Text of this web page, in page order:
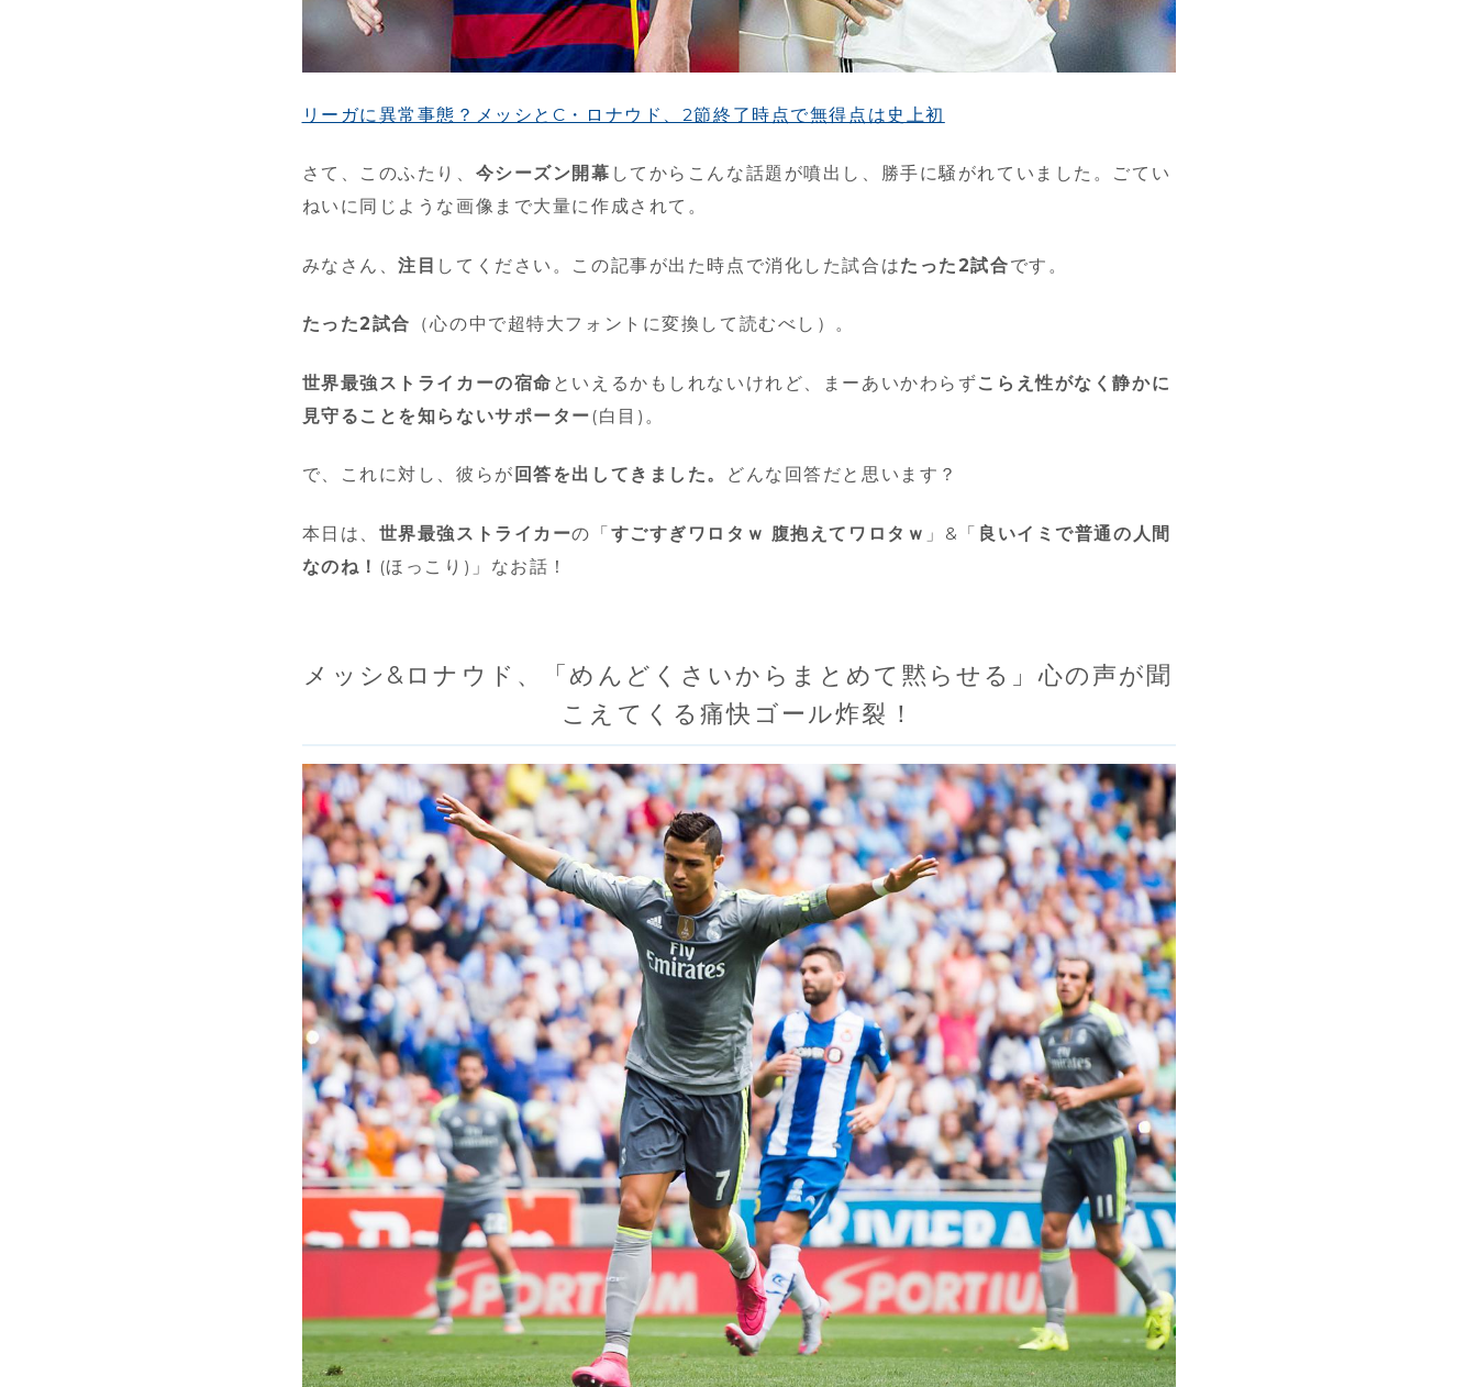
リーガに異常事態？メッシとC・ロナウド、2節終了時点で無得点は史上初
さて、このふたり、 今シーズン開幕 してからこんな話題が噴出し、勝手に騒がれていました。ごてい
ねいに同じような画像まで大量に作成されて。
みなさん、注目 してください。この記事が出た時点で消化した試合はたった2試合です。
たった2試合 （心の中で超特大フォントに変換して読むべし）。
世界最強ストライカーの宿命 といえるかもしれないけれど、まーあいかわらずこらえ性がなく静かに
見守ることを知らないサポーター (白目)。
で、これに対し、彼らが 回答を出してきました。 どんな回答だと思います？
本日は、 世界最強ストライカーの「すごすぎワロタｗ 腹抱えてワロタｗ 」&「 良いイミで普通の人間
なのね！ (ほっこり)」なお話！
メッシ&ロナウド、「めんどくさいからまとめて黙らせる」心の声が聞
こえてくる痛快ゴール炸裂！